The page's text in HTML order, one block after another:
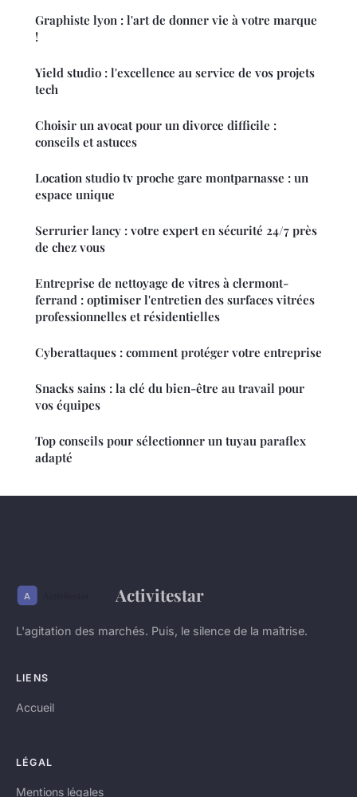
Graphiste lyon : l'art de donner vie à votre marque
!
Yield studio : l'excellence au service de vos projets
tech
Choisir un avocat pour un divorce difficile :
conseils et astuces
Location studio tv proche gare montparnasse : un
espace unique
Serrurier lancy : votre expert en sécurité 24/7 près
de chez vous
Entreprise de nettoyage de vitres à clermont-
ferrand : optimiser l'entretien des surfaces vitrées
professionnelles et résidentielles
Cyberattaques : comment protéger votre entreprise
Snacks sains : la clé du bien-être au travail pour
vos équipes
Top conseils pour sélectionner un tuyau paraflex
adapté
Activitestar
L'agitation des marchés. Puis, le silence de la maîtrise.
LIENS
Accueil
LÉGAL
Mentions légales